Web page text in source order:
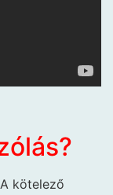
A kötelező